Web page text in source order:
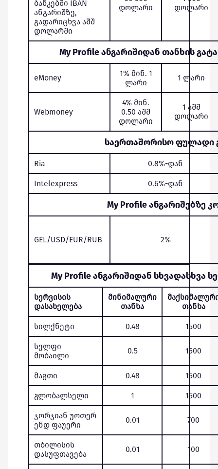
ბანკებში IBAN
ანგარიშზე,
გადარიცხვა აშშ
დოლარში
დოლარი
დოლარი
My Profile ანგარიშიდან თანხის
eMoney
1% მინ. 1
ლარი
1 ლარი
Webmoney
4% მინ.
0.50 აშშ
დოლარი
1 აშშ
დოლარი
საერთაშორისო ფულადი
Ria 0.8%-დან
Intelexpress 0.6%-დან
My Profile ანგარიშებზე
GEL/USD/EUR/RUB 2%
My Profile ანგარიშიდან სხვადასხვა
სერვისის
დასახელება
მინიმალური
თანხა
თანხა
სილქნეტი 0.48 1500
სელფი
მობაილი
0.5 1500
მაგთი 0.48 1500
გლობალსელი 1 1500
ჯორჯიან უოთერ
ენდ ფაუერი
0.01 700
თბილისის
დასუფთავება
0.01 100